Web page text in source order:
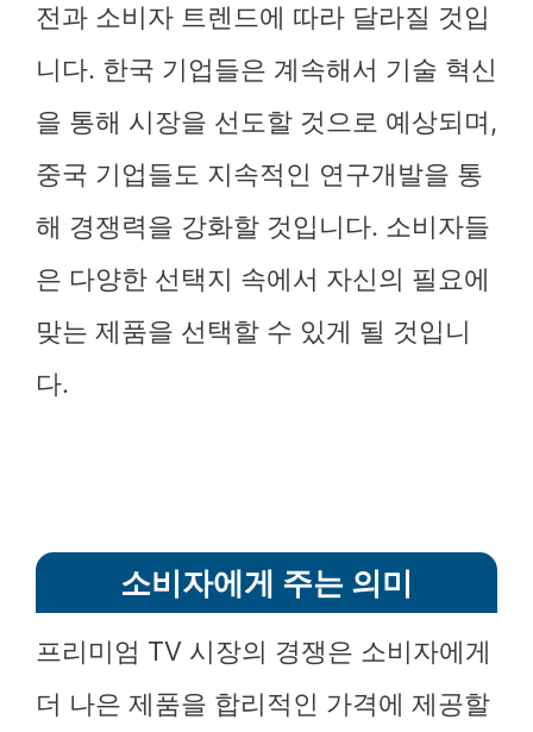
전과 소비자 트렌드에 따라 달라질 것입
니다. 한국 기업들은 계속해서 기술 혁신
을 통해 시장을 선도할 것으로 예상되며,
중국 기업들도 지속적인 연구개발을 통
해 경쟁력을 강화할 것입니다. 소비자들
은 다양한 선택지 속에서 자신의 필요에
맞는 제품을 선택할 수 있게 될 것입니
다.
소비자에게 주는 의미
프리미엄 TV 시장의 경쟁은 소비자에게
더 나은 제품을 합리적인 가격에 제공할